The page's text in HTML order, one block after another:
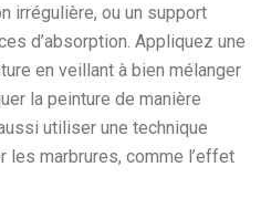
irrégulière, ou un support
d’absorption. Appliquez une
en veillant à bien mélanger
la peinture de manière
utiliser une technique
les marbrures, comme l’effet